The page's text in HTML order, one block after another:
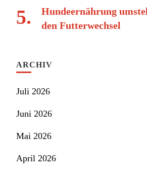
Hundeernährung
den Futterwechsel
ARCHIV
Juli 2026
Juni 2026
Mai 2026
April 2026